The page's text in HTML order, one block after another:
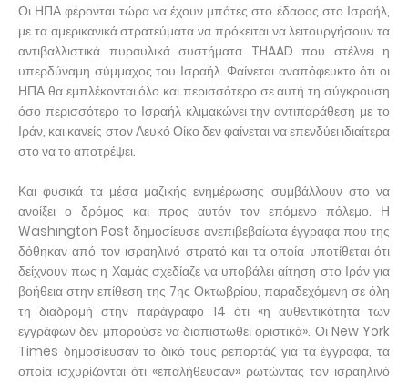
Οι ΗΠΑ φέρονται τώρα να έχουν μπότες στο έδαφος στο Ισραήλ,
με τα αμερικανικά στρατεύματα να πρόκειται να λειτουργήσουν τα
αντιβαλλιστικά πυραυλικά συστήματα THAAD που στέλνει η
υπερδύναμη σύμμαχος του Ισραήλ. Φαίνεται αναπόφευκτο ότι οι
ΗΠΑ θα εμπλέκονται όλο και περισσότερο σε αυτή τη σύγκρουση
όσο περισσότερο το Ισραήλ κλιμακώνει την αντιπαράθεση με το
Ιράν, και κανείς στον Λευκό Οίκο δεν φαίνεται να επενδύει ιδιαίτερα
στο να το αποτρέψει.
Και φυσικά τα μέσα μαζικής ενημέρωσης συμβάλλουν στο να
ανοίξει ο δρόμος και προς αυτόν τον επόμενο πόλεμο. Η
Washington Post δημοσίευσε ανεπιβεβαίωτα έγγραφα που της
δόθηκαν από τον ισραηλινό στρατό και τα οποία υποτίθεται ότι
δείχνουν πως η Χαμάς σχεδίαζε να υποβάλει αίτηση στο Ιράν για
βοήθεια στην επίθεση της 7ης Οκτωβρίου, παραδεχόμενη σε όλη
τη διαδρομή στην παράγραφο 14 ότι «η αυθεντικότητα των
εγγράφων δεν μπορούσε να διαπιστωθεί οριστικά». Οι New York
Times δημοσίευσαν το δικό τους ρεπορτάζ για τα έγγραφα, τα
οποία ισχυρίζονται ότι «επαλήθευσαν» ρωτώντας τον ισραηλινό